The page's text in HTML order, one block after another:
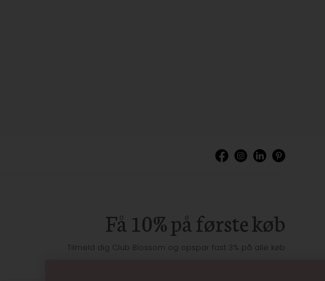
Få 10% på første køb
Tilmeld dig Club Blossom og opspar fast 3% på alle køb